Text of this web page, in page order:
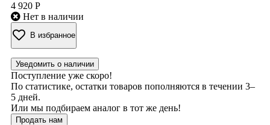
4 920 Р
Нет в наличии
В избранное
Уведомить о наличии
Поступление уже скоро!
По статистике, остатки товаров пополняются в течении 3–
5 дней.
Или мы подбираем аналог в тот же день!
Продать нам